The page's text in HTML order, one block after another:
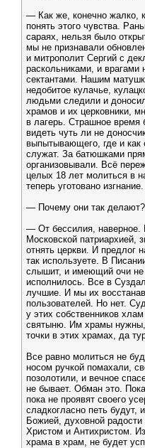
— Как же, конечно жалко,
понять этого чувства.
сараях, нельзя было
мы не признавали
и митрополит Сергий с
раскольниками, и
сектантами. Нашим
недобитое кулачье,
людьми следили и
храмов и их церковники,
в лагерь. Страшное
видеть чуть ли не
выпытывающего, где и как
служат. За батюшками
организовывали. Всё
целых 18 лет молиться в
теперь уготовано изгнание.
— Почему они так делают?
— От бессилия, наверное.
Московской патриархией,
отнять церкви. И предлог
так используете. В
слышит, и имеющий очи
исполнилось. Все в
лучшие. И мы их
пользователей. Но нет.
у этих собственников
святыню. Им храмы нужны,
точки в этих храмах, да
Все равно молиться не
носом ручкой помахали,
позолотили, и вечное
не бывает. Обман это.
пока не проявят своего
сладкогласно петь будут,
Божией, духовной
Христом и Антихристом.
храма в храм, не будет